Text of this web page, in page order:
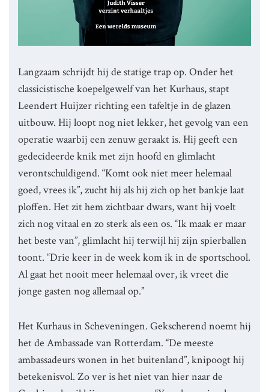
Langzaam schrijdt hij de statige trap op. Onder het
classicistische koepelgewelf van het Kurhaus, stapt
Leendert Huijzer richting een tafeltje in de glazen
uitbouw. Hij loopt nog niet lekker, het gevolg van een
operatie waarbij een zenuw geraakt is. Hij geeft een
gedecideerde knik met zijn hoofd en glimlacht
verontschuldigend. “Komt ook niet meer helemaal
goed, vrees ik”, zucht hij als hij zich op het bankje laat
ploffen. Het zit hem zichtbaar dwars, want hij voelt
zich nog vitaal en zo sterk als een os. “Ik maak er maar
het beste van”, glimlacht hij terwijl hij zijn spierballen
toont. “Drie keer in de week kom ik in de sportschool.
Al gaat het nooit meer helemaal over, ik vreet die
jonge gasten nog allemaal op.”
Het Kurhaus in Scheveningen. Gekscherend noemt hij
het de Ambassade van Rotterdam. “De meeste
ambassadeurs wonen in het buitenland”, knipoogt hij
betekenisvol. Zo ver is het niet van hier naar de